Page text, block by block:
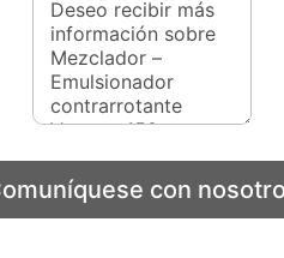
t
e
l
e
t
con